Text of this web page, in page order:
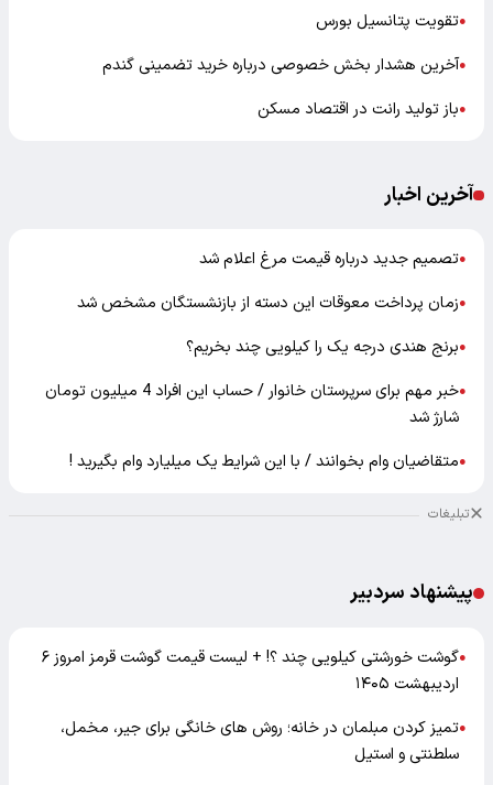
●تقویت پتانسیل بورس
●آخرین هشدار بخش خصوصی درباره خرید تضمینی گندم
●باز تولید رانت در اقتصاد مسکن
آخرین اخبار
●تصمیم جدید درباره قیمت مرغ اعلام شد
●زمان پرداخت معوقات این دسته از بازنشستگان مشخص شد
●برنج هندی درجه یک را کیلویی چند بخریم؟
●
خبر مهم برای سرپرستان خانوار / حساب این افراد 4 میلیون تومان
شارژ شد
●متقاضیان وام بخوانند / با این شرایط یک میلیارد وام بگیرید !
تبلیغات
پیشنهاد سردبیر
●
گوشت خورشتی کیلویی چند ؟! + لیست قیمت گوشت قرمز امروز ۶
اردیبهشت ۱۴۰۵
●تمیز کردن مبلمان در خانه؛ روش های خانگی برای جیر، مخمل،
سلطنتی و استیل